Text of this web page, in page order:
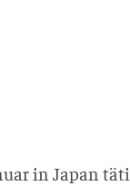
in Japan